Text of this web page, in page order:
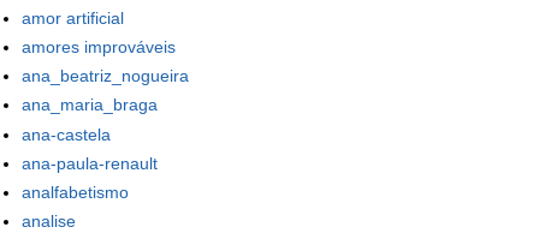
amor artificial
amores improváveis
ana_beatriz_nogueira
ana_maria_braga
ana-castela
ana-paula-renault
analfabetismo
analise